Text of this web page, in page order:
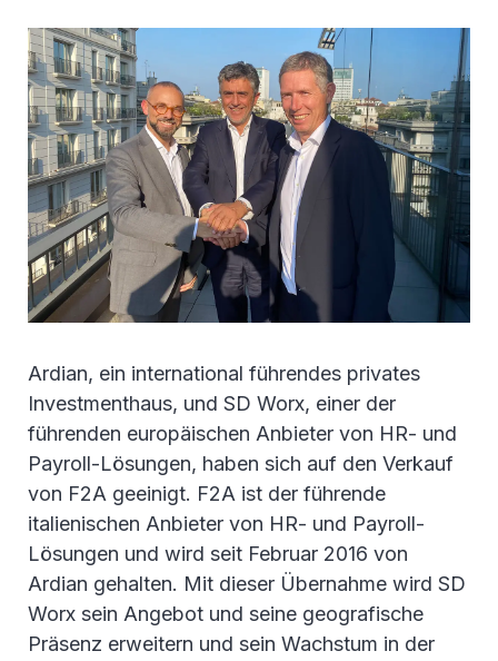
Ardian, ein international führendes privates
Investmenthaus, und SD Worx, einer der
führenden europäischen Anbieter von HR- und
Payroll-Lösungen, haben sich auf den Verkauf
von F2A geeinigt. F2A ist der führende
italienischen Anbieter von HR- und Payroll-
Lösungen und wird seit Februar 2016 von
Ardian gehalten. Mit dieser Übernahme wird SD
Worx sein Angebot und seine geografische
Präsenz erweitern und sein Wachstum in der